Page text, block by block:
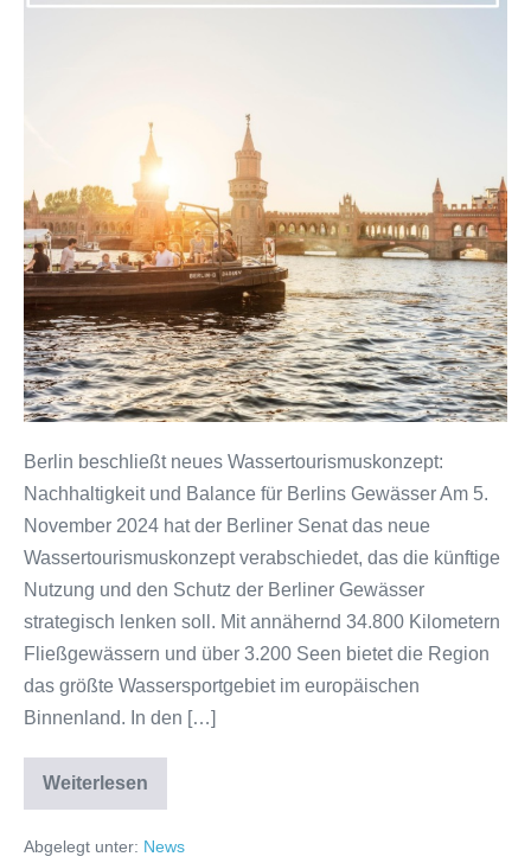
Berlin beschließt neues Wassertourismuskonzept:
Nachhaltigkeit und Balance für Berlins Gewässer Am 5.
November 2024 hat der Berliner Senat das neue
Wassertourismuskonzept verabschiedet, das die künftige
Nutzung und den Schutz der Berliner Gewässer
strategisch lenken soll. Mit annähernd 34.800 Kilometern
Fließgewässern und über 3.200 Seen bietet die Region
das größte Wassersportgebiet im europäischen
Binnenland. In den […]
WeiterlesenWassertourismuskonzept
2024
Abgelegt unter: News